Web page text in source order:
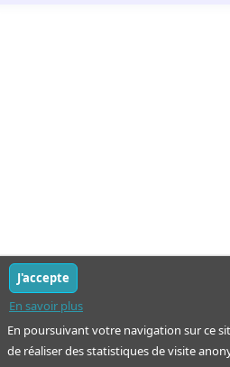
En poursuivant votre navigation sur ce
de réaliser des statistiques de visite
En savoir plus
J'accepte